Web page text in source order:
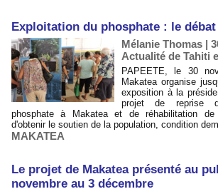
Exploitation du phosphate : le
Mélanie Thomas |
Actualité de Tahiti
PAPEETE, le 30
Makatea organise
exposition à la
projet de reprise
phosphate à Makatea et de réhabilitation
d'obtenir le soutien de la population, condition
MAKATEA
Le projet de Makatea présenté au
novembre au 3 décembre